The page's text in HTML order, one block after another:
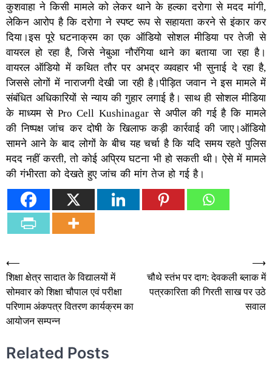
कुशवाहा ने किसी मामले को लेकर थाने के हल्का दरोगा से मदद मांगी,
लेकिन आरोप है कि दरोगा ने स्पष्ट रूप से सहायता करने से इंकार कर
दिया।इस पूरे घटनाक्रम का एक ऑडियो सोशल मीडिया पर तेजी से
वायरल हो रहा है, जिसे नेबुआ नौरंगिया थाने का बताया जा रहा है।
वायरल ऑडियो में कथित तौर पर अभद्र व्यवहार भी सुनाई दे रहा है,
जिससे लोगों में नाराजगी देखी जा रही है।पीड़ित जवान ने इस मामले में
संबंधित अधिकारियों से न्याय की गुहार लगाई है। साथ ही सोशल मीडिया
के माध्यम से Pro Cell Kushinagar से अपील की गई है कि मामले
की निष्पक्ष जांच कर दोषी के खिलाफ कड़ी कार्रवाई की जाए।ऑडियो
सामने आने के बाद लोगों के बीच यह चर्चा है कि यदि समय रहते पुलिस
मदद नहीं करती, तो कोई अप्रिय घटना भी हो सकती थी। ऐसे में मामले
की गंभीरता को देखते हुए जांच की मांग तेज हो गई है।
Post
navigation
⟵
शिक्षा क्षेत्र सादात के विद्यालयों में
सोमवार को शिक्षा चौपाल एवं परीक्षा
परिणाम अंकपत्र वितरण कार्यक्रम का
आयोजन सम्पन्न
चौथे स्तंभ पर दाग: देवकली ब्लाक में
पत्रकारिता की गिरती साख पर उठे
सवाल
⟶
Related Posts